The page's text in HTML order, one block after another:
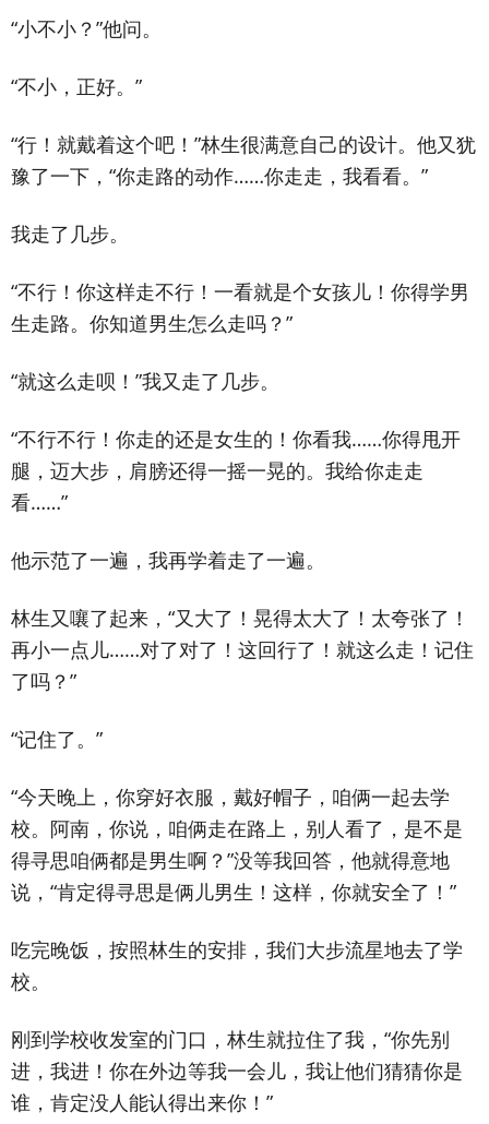
“小不小？”他问。
“不小，正好。”
“行！就戴着这个吧！”林生很满意自己的设计。他又犹
豫了一下，“你走路的动作……你走走，我看看。”
我走了几步。
“不行！你这样走不行！一看就是个女孩儿！你得学男
生走路。你知道男生怎么走吗？”
“就这么走呗！”我又走了几步。
“不行不行！你走的还是女生的！你看我……你得甩开
腿，迈大步，肩膀还得一摇一晃的。我给你走走
看……”
他示范了一遍，我再学着走了一遍。
林生又嚷了起来，“又大了！晃得太大了！太夸张了！
再小一点儿……对了对了！这回行了！就这么走！记住
了吗？”
“记住了。”
“今天晚上，你穿好衣服，戴好帽子，咱俩一起去学
校。阿南，你说，咱俩走在路上，别人看了，是不是
得寻思咱俩都是男生啊？”没等我回答，他就得意地
说，“肯定得寻思是俩儿男生！这样，你就安全了！”
吃完晚饭，按照林生的安排，我们大步流星地去了学
校。
刚到学校收发室的门口，林生就拉住了我，“你先别
进，我进！你在外边等我一会儿，我让他们猜猜你是
谁，肯定没人能认得出来你！”